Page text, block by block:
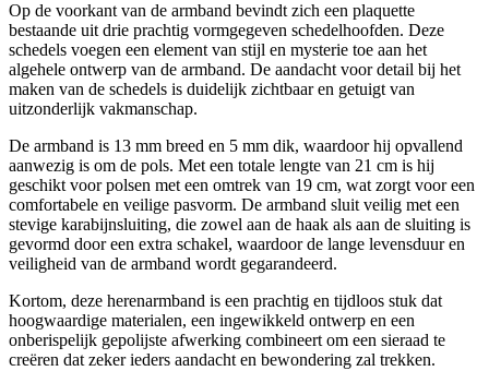
Op de voorkant van de armband bevindt zich een plaquette
bestaande uit drie prachtig vormgegeven schedelhoofden. Deze
schedels voegen een element van stijl en mysterie toe aan het
algehele ontwerp van de armband. De aandacht voor detail bij het
maken van de schedels is duidelijk zichtbaar en getuigt van
uitzonderlijk vakmanschap.
De armband is 13 mm breed en 5 mm dik, waardoor hij opvallend
aanwezig is om de pols. Met een totale lengte van 21 cm is hij
geschikt voor polsen met een omtrek van 19 cm, wat zorgt voor een
comfortabele en veilige pasvorm. De armband sluit veilig met een
stevige karabijnsluiting, die zowel aan de haak als aan de sluiting is
gevormd door een extra schakel, waardoor de lange levensduur en
veiligheid van de armband wordt gegarandeerd.
Kortom, deze herenarmband is een prachtig en tijdloos stuk dat
hoogwaardige materialen, een ingewikkeld ontwerp en een
onberispelijk gepolijste afwerking combineert om een sieraad te
creëren dat zeker ieders aandacht en bewondering zal trekken.